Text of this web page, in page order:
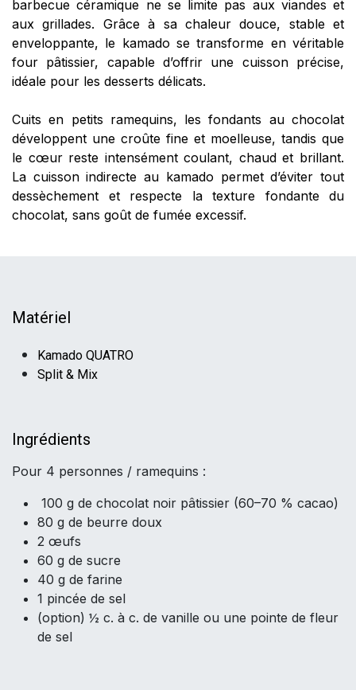
barbecue céramique ne se limite pas aux viandes et
aux grillades. Grâce à sa chaleur douce, stable et
enveloppante, le kamado se transforme en véritable
four pâtissier, capable d’offrir une cuisson précise,
idéale pour les desserts délicats.
Cuits en petits ramequins, les fondants au chocolat
développent une croûte fine et moelleuse, tandis que
le cœur reste intensément coulant, chaud et brillant.
La cuisson indirecte au kamado permet d’éviter tout
dessèchement et respecte la texture fondante du
chocolat, sans goût de fumée excessif.​
Matériel
Kamado QUATRO
Split & Mix
Ingrédients
Pour 4 personnes / ramequins :
100 g de chocolat noir pâtissier (60–70 % cacao)
80 g de beurre doux
2 œufs
60 g de sucre
40 g de farine
1 pincée de sel
(option) ½ c. à c. de vanille ou une pointe de fleur
de sel